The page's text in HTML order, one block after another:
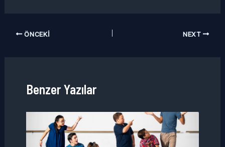
ÖNCEKI NEXT
Benzer Yazılar